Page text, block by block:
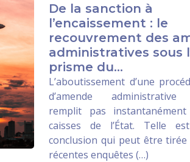
De la sanction à
l’encaissement : le
recouvrement des
administratives sous
prisme du...
L’aboutissement d’une
d’amende
remplit pas
caisses de l’État. Telle
conclusion qui peut être tirée
récentes enquêtes (…)